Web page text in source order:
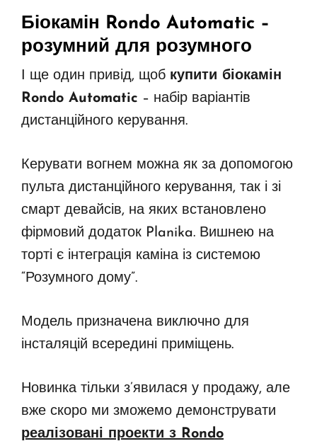
Біокамін Rondo Automatic –
розумний для розумного
І ще один привід, щоб купити біокамін
Rondo Automatic – набір варіантів
дистанційного керування.
Керувати вогнем можна як за допомогою
пульта дистанційного керування, так і зі
смарт девайсів, на яких встановлено
фірмовий додаток Planika. Вишнею на
торті є інтеграція каміна із системою
“Розумного дому”.
Модель призначена виключно для
інсталяцій всередині приміщень.
Новинка тільки з’явилася у продажу, але
вже скоро ми зможемо демонструвати
реалізовані проекти з Rondo